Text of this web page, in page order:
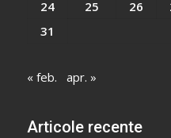
24
25 26
31
« feb. apr. »
Articole recente